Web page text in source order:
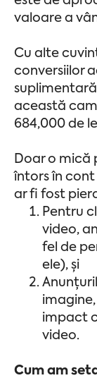
valoare a
Cu alte
conversiilor
suplimentară
această
684,000 de
Doar o mică
întors în
ar fi fost
Pentru
video,
fel de
ele), și
impact
video.
Cum am